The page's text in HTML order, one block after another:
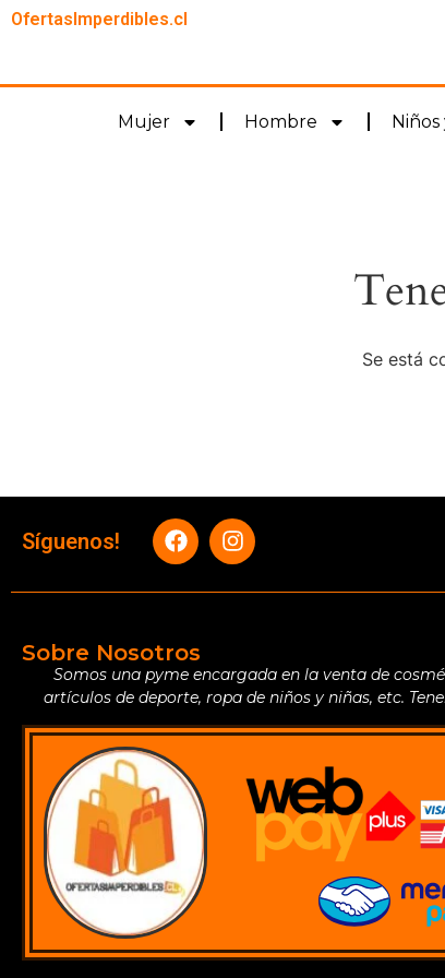
OfertasImperdibles.cl
Mujer Hombre Niños
Se está
Síguenos!
Sobre Nosotros
Somos una pyme encargada en la venta de
artículos de deporte, ropa de niños y niñas, etc.